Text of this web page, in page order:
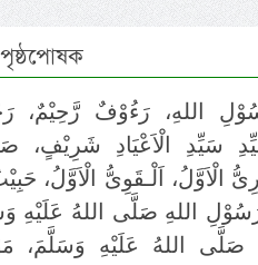
পৃষ্ঠপোষক
اللهِ، رَءُوْفٌ رَّحِيْمٌ،
سَيِّدِ الْاَعْيَادِ شَرِيْفٍ،
الْاَوَّلُ، اَلْـقَوِىُّ الْاَوَّلُ،
اللهِ صَلَّى اللهُ عَلَيْهِ
اللهُ عَلَيْهِ وَسَلَّمَ،